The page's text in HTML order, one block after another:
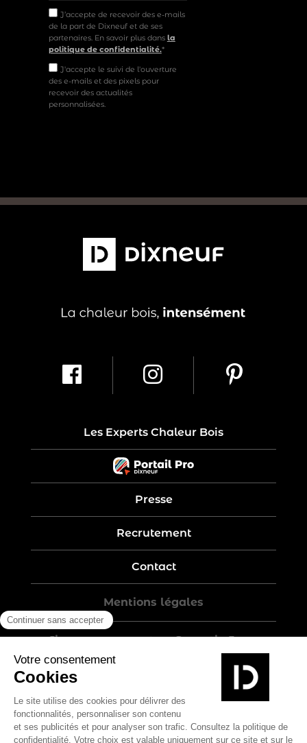
J’accepte de recevoir des e-mails
de la part de Dixneuf et de ses
partenaires. En savoir plus dans la
politique de confidentialité.*
J'accepte le suivi de l'ouverture
des e-mails et des pixels pour
recevoir des actualités
personnalisées.
Les Experts Chaleur Bois
Presse
Recrutement
Contact
Mentions légales
Five-year warranty – Garantie 5 ans
Politique de confidentialité
Conditions générales de vente